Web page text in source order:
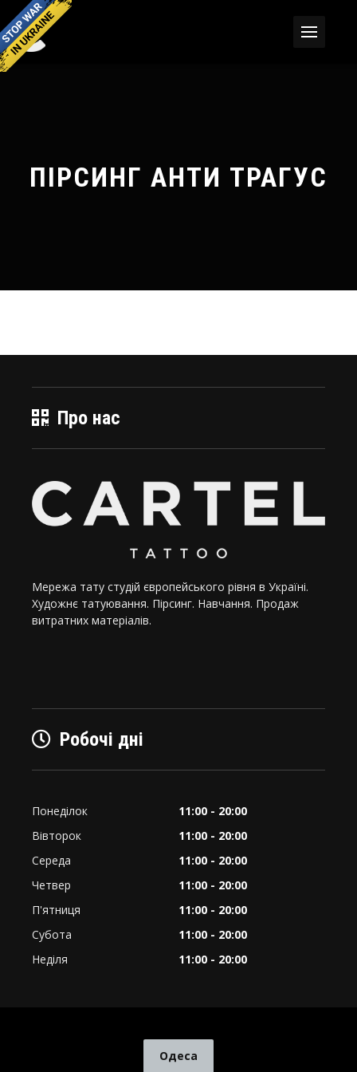
ПІРСИНГ АНТИ ТРАГУС
Про нас
Мережа тату студій європейського рівня в Україні.
Художнє татуювання. Пірсинг. Навчання. Продаж
витратних матеріалів.
Робочі дні
Понеділок
11:00 - 20:00
Вівторок
11:00 - 20:00
Середа
11:00 - 20:00
Четвер
11:00 - 20:00
П'ятниця
11:00 - 20:00
Субота
11:00 - 20:00
Неділя
11:00 - 20:00
Одеса